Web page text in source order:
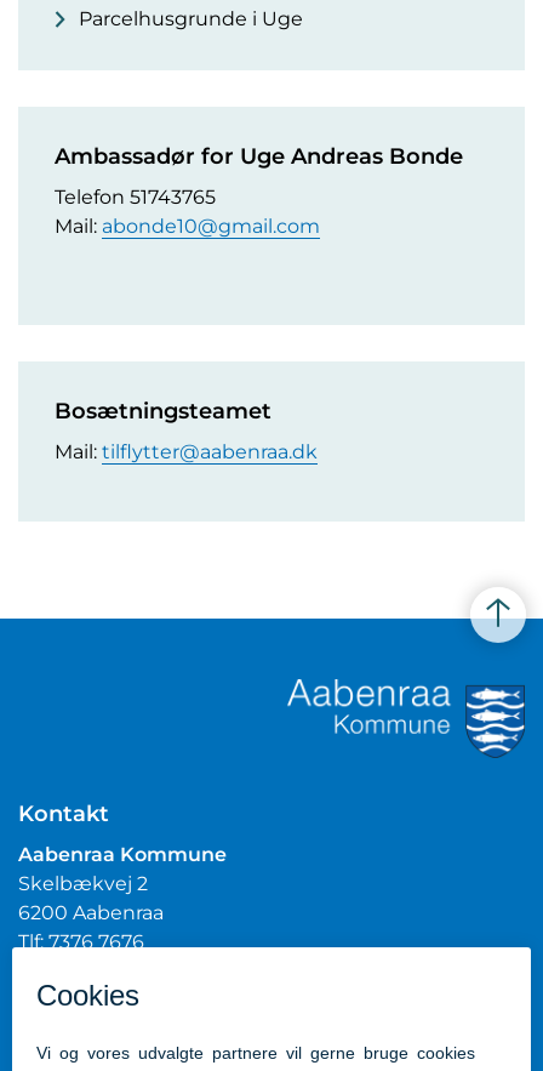
Parcelhusgrunde i Uge
Ambassadør for Uge Andreas Bonde
Telefon 51743765
Mail: abonde10@gmail.com
Bosætningsteamet
Mail: tilflytter@aabenraa.dk
Kontakt
Aabenraa Kommune
Skelbækvej 2
6200 Aabenraa
Tlf: 7376 7676
CVR.nr.: 29189854
Genveje